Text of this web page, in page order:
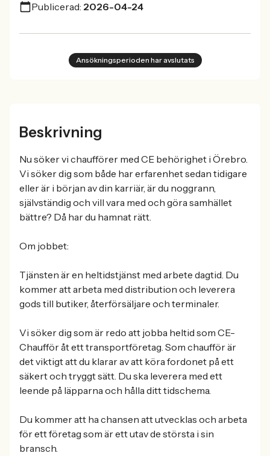
Publicerad: 2026-04-24
Ansökningsperioden har avslutats
Beskrivning
Nu söker vi chaufförer med CE behörighet i Örebro.
Vi söker dig som både har erfarenhet sedan tidigare
eller är i början av din karriär, är du noggrann,
självständig och vill vara med och göra samhället
bättre? Då har du hamnat rätt.
Om jobbet:
Tjänsten är en heltidstjänst med arbete dagtid. Du
kommer att arbeta med distribution och leverera
gods till butiker, återförsäljare och terminaler.
Vi söker dig som är redo att jobba heltid som CE-
Chaufför åt ett transportföretag. Som chaufför är
det viktigt att du klarar av att köra fordonet på ett
säkert och tryggt sätt. Du ska leverera med ett
leende på läpparna och hålla ditt tidschema.
Du kommer att ha chansen att utvecklas och arbeta
för ett företag som är ett utav de största i sin
bransch.